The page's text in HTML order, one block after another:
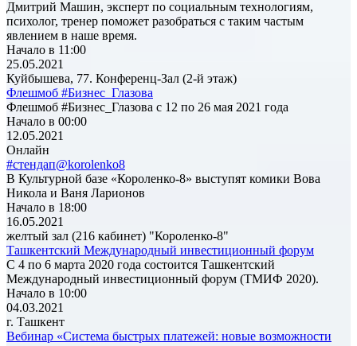
Дмитрий Машин, эксперт по социальным технологиям,
психолог, тренер поможет разобраться с таким частым
явлением в наше время.
Начало в 11:00
25.05.2021
Куйбышева, 77. Конференц-Зал (2-й этаж)
Флешмоб #Бизнес_Глазова
Флешмоб #Бизнес_Глазова с 12 по 26 мая 2021 года
Начало в 00:00
12.05.2021
Онлайн
#стендап@korolenko8
В Культурной базе «Короленко-8» выступят комики Вова
Никола и Ваня Ларионов
Начало в 18:00
16.05.2021
желтый зал (216 кабинет) "Короленко-8"
Ташкентский Международный инвестиционный форум
С 4 по 6 марта 2020 года состоится Ташкентский
Международный инвестиционный форум (ТМИФ 2020).
Начало в 10:00
04.03.2021
г. Ташкент
Вебинар «Система быстрых платежей: новые возможности